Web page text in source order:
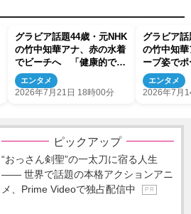
グラビア話題44歳・元NHK
の竹中知華アナ、赤の水着
でビーチへ 「健康的で美
しい」「素敵」とネット絶
賛
エンタメ
2026年7月21日 18時00分
グラビア
の竹中知
ーブ姿で
すぎる」「
エンタメ
2026年7月
ピックアップ
“おっさん剣聖”の一太刀に宿る人生
―― 世界で話題の本格アクションアニ
メ、Prime Videoで独占配信中
P R